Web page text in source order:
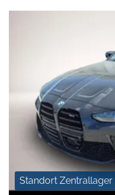
Standort Zentrallager